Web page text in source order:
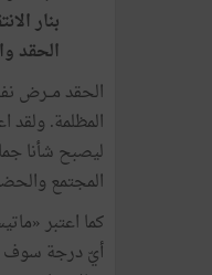
بنار
الحقد
الحقد مــرض
المظلمة. ولقد
ليصبح شأنا
المجتمع
أيّ درجة سوف